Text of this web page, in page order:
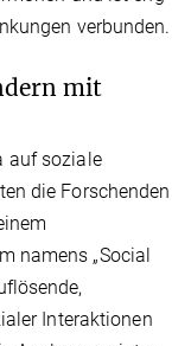
verbunden.
mit
auf soziale
die Forschenden
namens „Social
Interaktionen